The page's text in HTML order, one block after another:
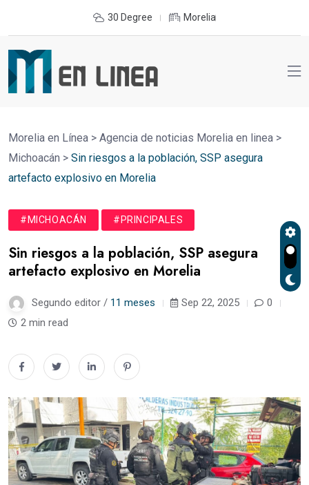
30 Degree Morelia
Morelia en Línea > Agencia de noticias Morelia en linea >
Michoacán > Sin riesgos a la población, SSP asegura
artefacto explosivo en Morelia
#MICHOACÁN #PRINCIPALES
Sin riesgos a la población, SSP asegura
artefacto explosivo en Morelia
Segundo editor / 11 meses Sep 22, 2025
0
2 min read